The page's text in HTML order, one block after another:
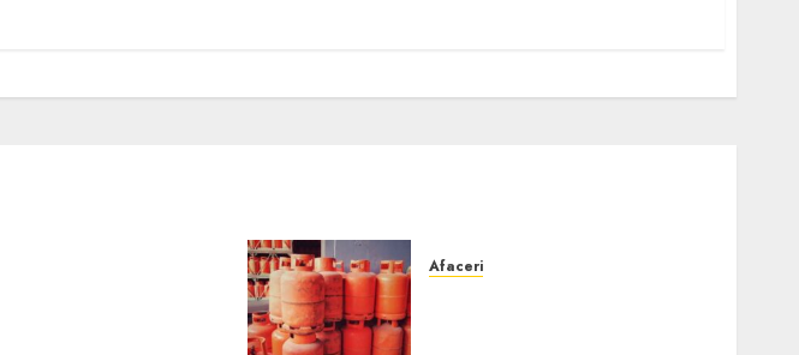
Afaceri